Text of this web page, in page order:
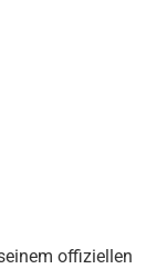
offiziellen